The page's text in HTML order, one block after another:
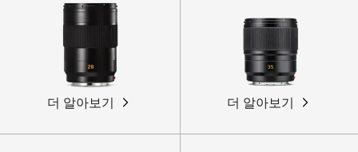
더 알아보기 더 알아보기